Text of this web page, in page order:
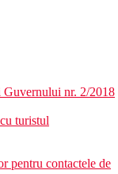
care se specifica
situata la etajul 2
situata in
35 m2 inclusiv
Up: situata in
acces direct de pe
gratuit cu rezervare
Steak Houe, aprox.
nr. 2/2018
turistul
pentru contactele de